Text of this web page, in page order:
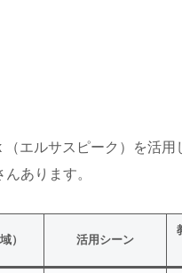
（エルサスピーク）を活用
あります。
） 活用シーン